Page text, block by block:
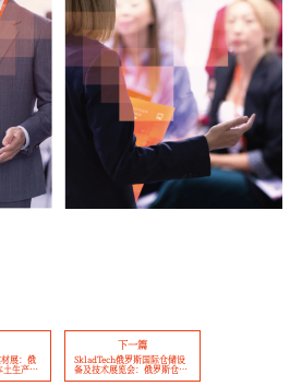
展：俄
土生产与
下一篇
SkladTech俄罗斯国际仓储设
备及技术展览会：俄罗斯仓储
行业新机遇，技术驱动与市场